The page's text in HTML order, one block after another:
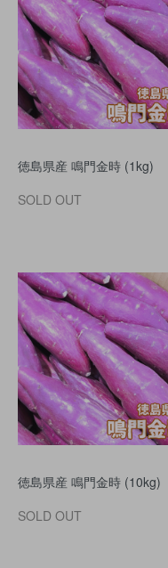
徳島県産 鳴門金時 (1kg)
SOLD OUT
徳島県産 鳴門金時 (10kg)
SOLD OUT